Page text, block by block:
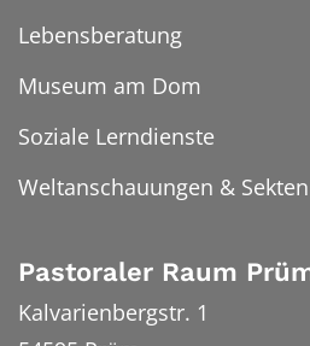
Lebensberatung
Museum am Dom
Soziale Lerndienste
Weltanschauungen & Sekten
Pastoraler Raum
Kalvarienbergstr. 1